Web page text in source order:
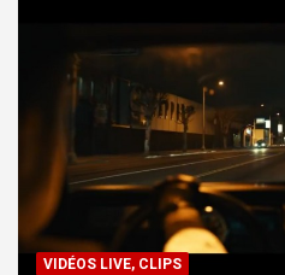
VIDÉOS LIVE, CLIPS